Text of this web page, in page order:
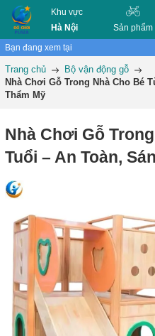
Khu vực
Hà Nội
Sản phẩm
Bạn đang xem tại
Trang chủ
Bộ vận động gỗ
Nhà Chơi Gỗ Trong Nhà Cho Bé
Thẩm Mỹ
Nhà Chơi Gỗ
Tuổi – An Toàn,